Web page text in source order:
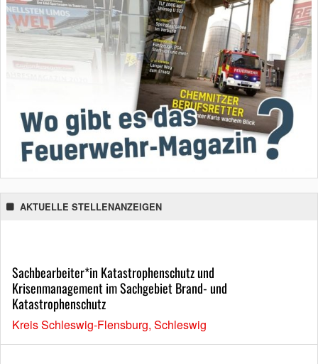
AKTUELLE STELLENANZEIGEN
Sachbearbeiter*in Katastrophenschutz und
Krisenmanagement im Sachgebiet Brand- und
Katastrophenschutz
Kreis Schleswig-Flensburg, Schleswig